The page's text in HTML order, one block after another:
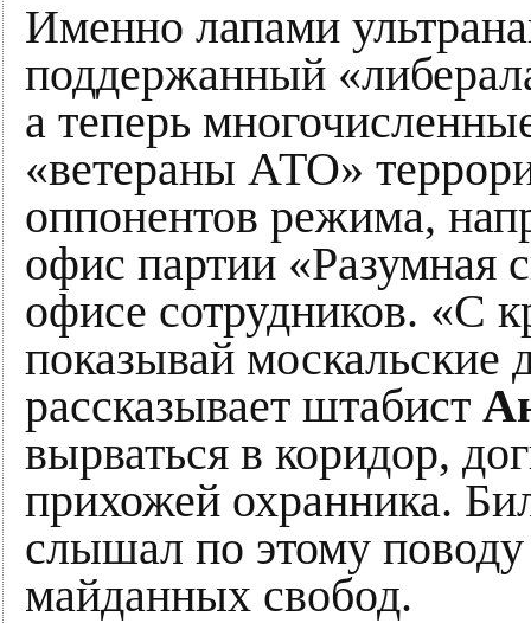
Именно лапами
поддержанный
а теперь
«ветераны АТО»
оппонентов режима,
офис партии «Разумная
офисе сотрудников. «С
показывай
рассказывает штабист
вырваться в коридор,
прихожей охранника.
слышал по этому поводу
майданных свобод.